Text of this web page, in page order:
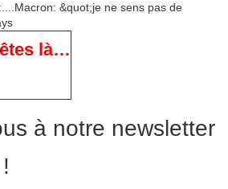
là…
à notre newsletter